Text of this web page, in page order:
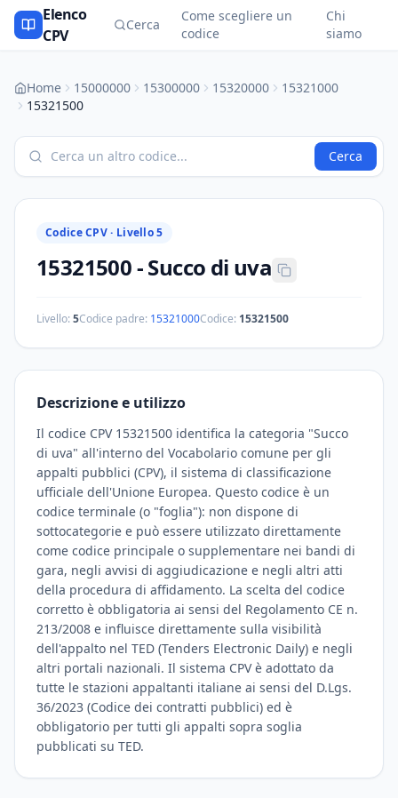
Elenco
CPV
Cerca
Come scegliere un
codice
Chi
siamo
Home 15000000 15300000 15320000
15321000
15321500
Cerca
Codice CPV · Livello 5
15321500-Succo di uva
Livello:5Codice padre: 15321000Codice: 15321500
Descrizione e utilizzo
Il codice CPV 15321500 identifica la categoria "Succo
di uva" all'interno del Vocabolario comune per gli
appalti pubblici (CPV), il sistema di classificazione
ufficiale dell'Unione Europea. Questo codice è un
codice terminale (o "foglia"): non dispone di
sottocategorie e può essere utilizzato direttamente
come codice principale o supplementare nei bandi di
gara, negli avvisi di aggiudicazione e negli altri atti
della procedura di affidamento. La scelta del codice
corretto è obbligatoria ai sensi del Regolamento CE n.
213/2008 e influisce direttamente sulla visibilità
dell'appalto nel TED (Tenders Electronic Daily) e negli
altri portali nazionali. Il sistema CPV è adottato da
tutte le stazioni appaltanti italiane ai sensi del D.Lgs.
36/2023 (Codice dei contratti pubblici) ed è
obbligatorio per tutti gli appalti sopra soglia
pubblicati su TED.